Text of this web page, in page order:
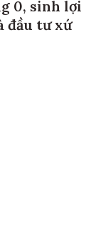
0, sinh lợi
đầu tư xứ